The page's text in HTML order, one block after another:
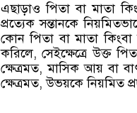
এছাড়াও পিতা বা মাতা
প্রত্যেক সন্তানকে
কোন পিতা বা মাতা
করিলে, সেইক্ষেত্রে উক্ত
ক্ষেত্রমত, মাসিক আয় বা
ক্ষেত্রমত, উভয়কে নিয়মিত